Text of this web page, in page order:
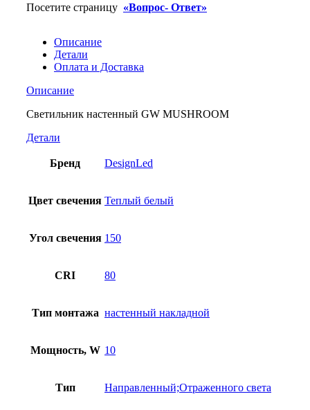
Посетите страницу «Вопрос- Ответ»
Описание
Детали
Оплата и Доставка
Описание
Светильник настенный GW MUSHROOM
Детали
Бренд DesignLed
Цвет свечения Теплый белый
Угол свечения 150
CRI 80
Тип монтажа настенный накладной
Мощность, W 10
Тип Направленный;Отраженного света